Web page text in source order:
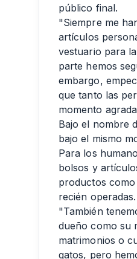
público final.
"Siempre me
artículos
vestuario para
parte hemos
embargo,
que tanto las
momento
Bajo el nombre
bajo el mismo
Para los
bolsos y
productos como
recién operadas.
"También
dueño como su
matrimonios o
gatos, pero